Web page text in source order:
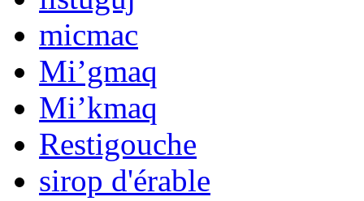
micmac
Mi’gmaq
Mi’kmaq
Restigouche
sirop d'érable